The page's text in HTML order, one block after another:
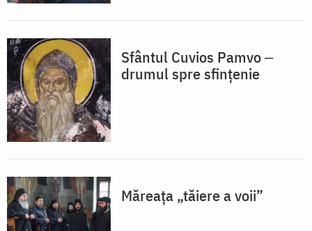
Sfântul Cuvios Pamvo ‒
drumul spre sfințenie
Măreața „tăiere a voii”